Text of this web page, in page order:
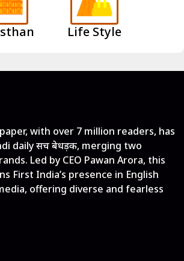
Life Style
with over 7 million readers, has
daily सच बेधड़क, merging two
Led by CEO Pawan Arora, this
First India’s presence in English
offering diverse and fearless